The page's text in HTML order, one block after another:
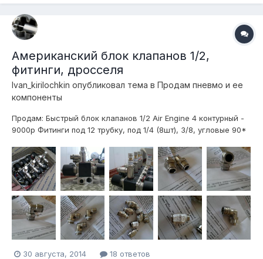
Американский блок клапанов 1/2,
фитинги, дросселя
Ivan_kirilochkin опубликовал тема в Продам пневмо и ее
компоненты
Продам: Быстрый блок клапанов 1/2 Air Engine 4 контурный -
9000р Фитинги под 12 трубку, под 1/4 (8шт), 3/8, угловые 90*
прямых переходника 3/8-3/8, 2 переходника 3/8-1/4, 2шт
проходных фитингов 12 трубка Дросселя под 1/2 с проходным
12мм д...
30 августа, 2014 18 ответов